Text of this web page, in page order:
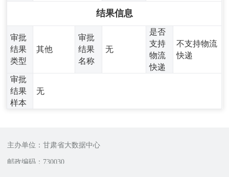
结果信息
审批
结果
类型
其他
审批
结果
名称
无
是否
支持
物流
快递
不支持物流
快递
审批
结果
样本
无
主办单位：甘肃省大数据中心
邮政编码：730030